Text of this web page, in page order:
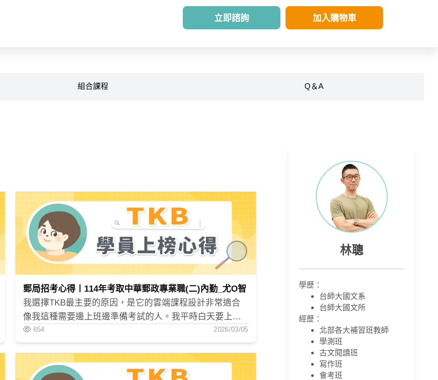
立即諮詢 加入購物車
組合課程 Q＆A
郵局招考心得〡114年考取中華郵政專業職(二)內勤_尤O智
我選擇TKB最主要的原因，是它的雲端課程設計非常適合
像我這種需要邊上班邊準備考試的人。我平時白天要上
班，只有晚上和假日能唸書，所以選擇一個可以「彈性安
排時間、隨時重複觀看」的函授課程對我來說非常重要。
TKB的影片課程可以在家用電腦看，也能用App隨時上課，
對我來說非常方便。整套課程一次給齊，讓我能依照自己
654 2026/03/05
林聰
學歷：
台師大國文系
台師大國文所
經歷：
北部各大補習班教師
學測班
古文閱讀班
寫作班
會考班